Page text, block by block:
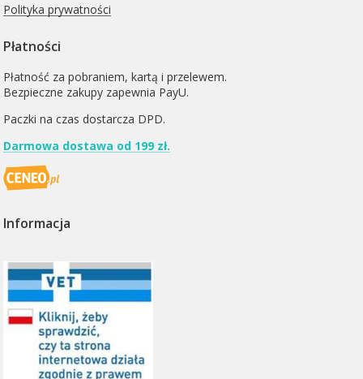
Polityka prywatności
Płatności
Płatność za pobraniem, kartą i przelewem.
Bezpieczne zakupy zapewnia PayU.
Paczki na czas dostarcza DPD.
Darmowa dostawa od 199 zł.
Informacja